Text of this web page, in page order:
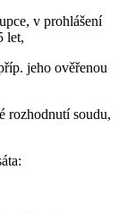
v prohlášení
let,
jeho ověřenou
rozhodnutí soudu,